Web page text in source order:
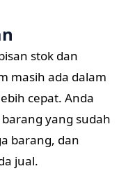
stok dan
masih ada dalam
cepat. Anda
yang sudah
barang, dan
jual.